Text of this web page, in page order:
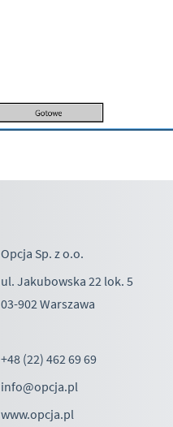
Opcja Sp. z o.o.
ul. Jakubowska 22 lok. 5
03-902 Warszawa
+48 (22) 462 69 69
info@opcja.pl
www.opcja.pl